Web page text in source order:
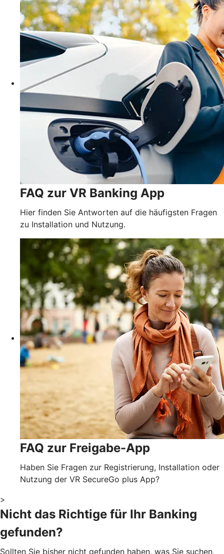
FAQ zur VR Banking App
Hier finden Sie Antworten auf die häufigsten Fragen
zu Installation und Nutzung.
FAQ zur Freigabe-App
Haben Sie Fragen zur Registrierung, Installation oder
Nutzung der VR SecureGo plus App?
>
Nicht das Richtige für Ihr Banking
gefunden?
Sollten Sie bisher nicht gefunden haben, was Sie suchen,